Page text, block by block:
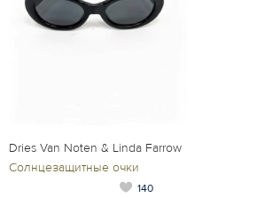
Dries Van Noten & Linda Farrow
Солнцезащитные очки
140